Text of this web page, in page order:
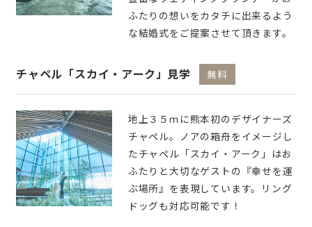
ふたりの想いをカタチに出来るよう
な結婚式をご提案させて頂きます。
チャペル「スカイ・アーク」見学 無料
地上３５ｍに熊本初のデザイナーズ
チャペル。ノアの箱舟をイメージし
たチャペル「スカイ・アーク」はお
ふたりと大切なゲストの『幸せを運
ぶ場所』を表現しています。リング
ドッグも対応可能です！